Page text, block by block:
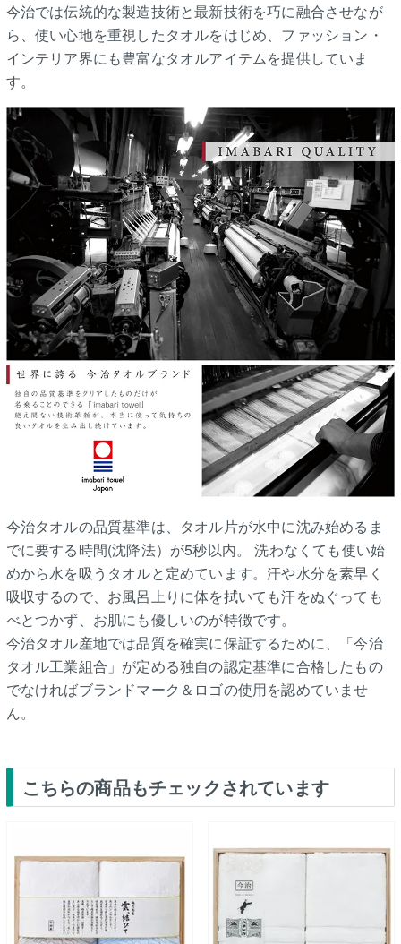
今治では伝統的な製造技術と最新技術を巧に融合させなが
ら、使い心地を重視したタオルをはじめ、ファッション・
インテリア界にも豊富なタオルアイテムを提供していま
す。
今治タオルの品質基準は、タオル片が水中に沈み始めるま
でに要する時間(沈降法）が5秒以内。 洗わなくても使い始
めから水を吸うタオルと定めています。汗や水分を素早く
吸収するので、お風呂上りに体を拭いても汗をぬぐっても
べとつかず、お肌にも優しいのが特徴です。
今治タオル産地では品質を確実に保証するために、「今治
タオル工業組合」が定める独自の認定基準に合格したもの
でなければブランドマーク＆ロゴの使用を認めていませ
ん。
こちらの商品もチェックされています